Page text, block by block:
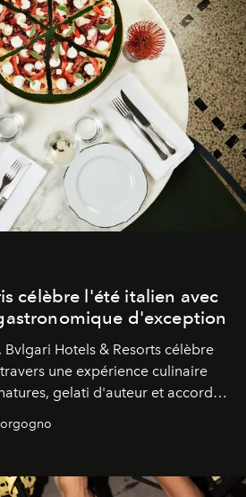
célèbre l'été italien avec
d'exception
, Bvlgari Hotels & Resorts célèbre
une expérience culinaire
gelati d'auteur et accords
un véritable voyage sensoriel.